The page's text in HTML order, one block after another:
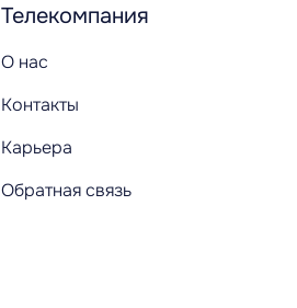
Телекомпания
О нас
Контакты
Карьера
Обратная связь